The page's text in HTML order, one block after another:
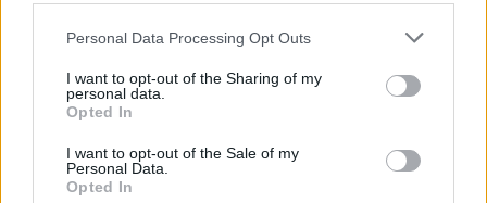
Personal Data Processing Opt Outs
I want to opt-out of the Sharing of my
personal data.
Opted In
I want to opt-out of the Sale of my
Personal Data.
Opted In
Bērnu joga sastāv no šādām daļām:
fizisko vingrojumu un ķermeņa pozu apguve;
pakāpeniska bāzes elpošanas tehniku
iepazīšana;
relaksācijas tehnikas apmācība.